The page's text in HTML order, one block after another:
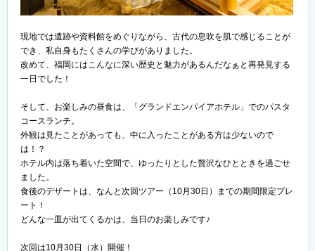
現地では遺跡や資料館をめぐりながら、古代の息吹を肌で感じることが
でき、私自身もたくさんの学びがありました。
改めて、福岡にはこんなに深い歴史と魅力があるんだなぁと再発見する
一日でした！
そして、お楽しみの昼食は、「グランドエンパイアホテル」でのパスタ
コースランチ。
外観は見たことがあっても、中に入ったことがある方は少ないので
は！？
ホテル内は落ち着いた空間で、ゆったりとした贅沢なひとときを過ごせ
ました。
食後のデザートは、なんと次回ツアー（10月30日）までの期間限定プレ
ート！
どんな一皿が出てくるかは、当日のお楽しみです♪
次回は10月30日（水）開催！